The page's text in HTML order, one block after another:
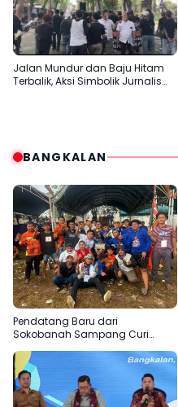
Jalan Mundur dan Baju Hitam
Terbalik, Aksi Simbolik Jurnalis
BANGKALAN
Pendatang Baru dari
Sokobanah Sampang Curi
Bangkalan, Super Marcoet Juara
1 Galatama